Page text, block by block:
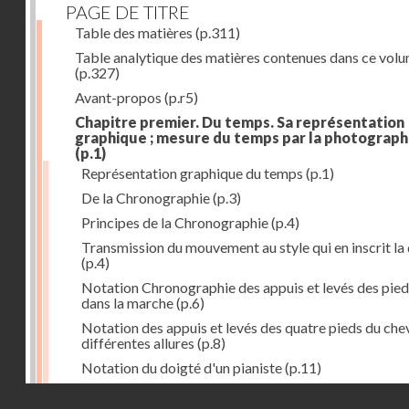
PAGE DE TITRE
Table des matières (p.311)
Table analytique des matières contenues dans ce
(p.327)
Avant-propos (p.r5)
Chapitre premier. Du temps. Sa représentation
graphique ; mesure du temps par la
(p.1)
Représentation graphique du temps (p.1)
De la Chronographie(p.3)
Principes de la Chronographie(p.4)
Transmission du mouvement au style qui en inscrit la
(p.4)
Notation Chronographie des appuis et levés des
dans la marche(p.6)
Notation des appuis et levés des quatre pieds du
différentes allures (p.8)
Notation du doigté d'un pianiste(p.11)